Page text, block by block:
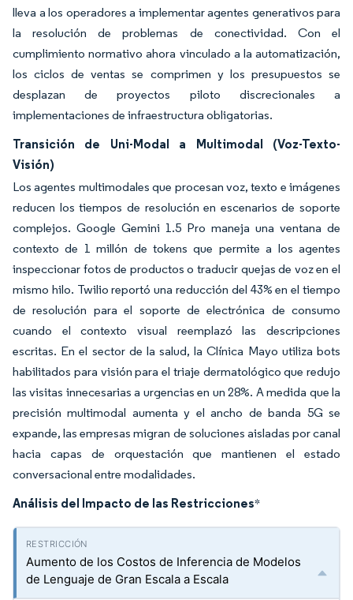
lleva a los operadores a implementar agentes generativos para
la resolución de problemas de conectividad. Con el
cumplimiento normativo ahora vinculado a la automatización,
los ciclos de ventas se comprimen y los presupuestos se
desplazan de proyectos piloto discrecionales a
implementaciones de infraestructura obligatorias.
Transición de Uni-Modal a Multimodal (Voz-Texto-
Visión)
Los agentes multimodales que procesan voz, texto e imágenes
reducen los tiempos de resolución en escenarios de soporte
complejos. Google Gemini 1.5 Pro maneja una ventana de
contexto de 1 millón de tokens que permite a los agentes
inspeccionar fotos de productos o traducir quejas de voz en el
mismo hilo. Twilio reportó una reducción del 43% en el tiempo
de resolución para el soporte de electrónica de consumo
cuando el contexto visual reemplazó las descripciones
escritas. En el sector de la salud, la Clínica Mayo utiliza bots
habilitados para visión para el triaje dermatológico que redujo
las visitas innecesarias a urgencias en un 28%. A medida que la
precisión multimodal aumenta y el ancho de banda 5G se
expande, las empresas migran de soluciones aisladas por canal
hacia capas de orquestación que mantienen el estado
conversacional entre modalidades.
Análisis del Impacto de las Restricciones*
Aumento de los Costos de Inferencia de Modelos
de Lenguaje de Gran Escala a Escala